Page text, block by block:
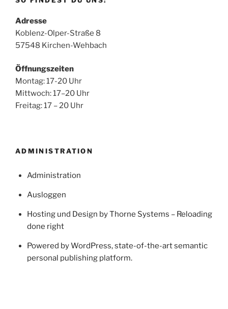
Adresse
Koblenz-Olper-Straße 8
57548 Kirchen-Wehbach
Öffnungszeiten
Montag: 17-20 Uhr
Mittwoch: 17–20 Uhr
Freitag: 17 – 20 Uhr
ADMINISTRATION
Administration
Ausloggen
Hosting und Design by Thorne Systems – Reloading
done right
Powered by WordPress, state-of-the-art semantic
personal publishing platform.